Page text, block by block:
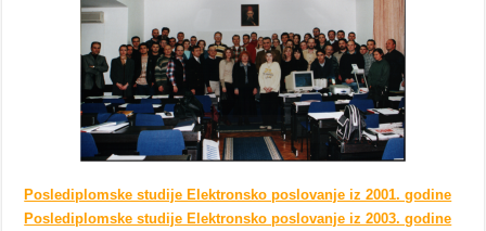
Poslediplomske studije Elektronsko poslovanje iz 2001. godine
Poslediplomske studije Elektronsko poslovanje iz 2003. godine